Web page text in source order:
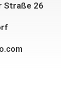
Straße 26